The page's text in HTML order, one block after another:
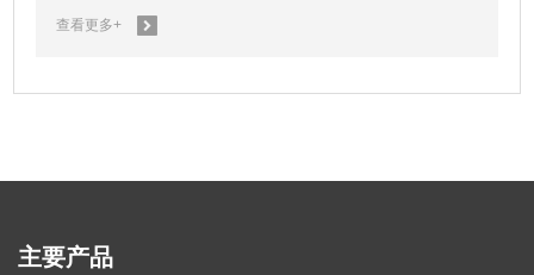
查看更多+
主要产品